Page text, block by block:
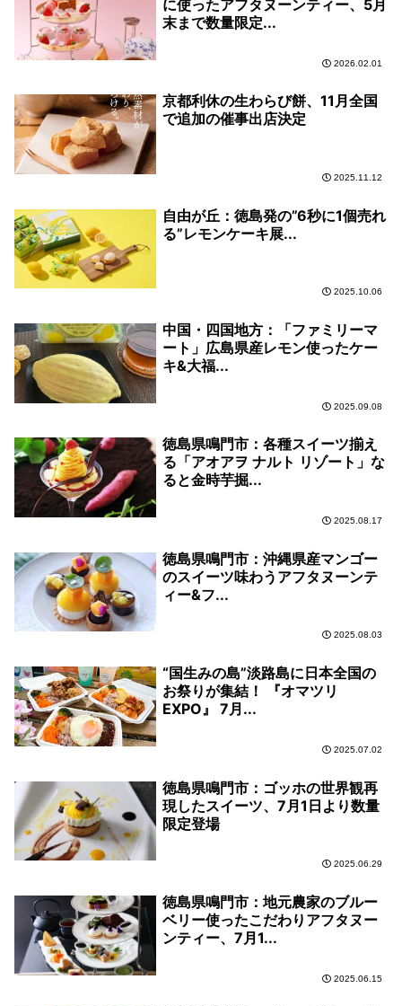
に使ったアフタヌーンティー、5月
末まで数量限定...
2026.02.01
京都利休の生わらび餅、11月全国
で追加の催事出店決定
2025.11.12
自由が丘：徳島発の”6秒に1個売れ
る”レモンケーキ展...
2025.10.06
中国・四国地方：「ファミリーマ
ート」広島県産レモン使ったケー
キ&大福...
2025.09.08
徳島県鳴門市：各種スイーツ揃え
る「アオアヲ ナルト リゾート」な
ると金時芋掘...
2025.08.17
徳島県鳴門市：沖縄県産マンゴー
のスイーツ味わうアフタヌーンテ
ィー&フ...
2025.08.03
“国生みの島”淡路島に日本全国の
お祭りが集結！ 『オマツリ
EXPO』 7月...
2025.07.02
徳島県鳴門市：ゴッホの世界観再
現したスイーツ、7月1日より数量
限定登場
2025.06.29
徳島県鳴門市：地元農家のブルー
ベリー使ったこだわりアフタヌー
ンティー、7月1...
2025.06.15